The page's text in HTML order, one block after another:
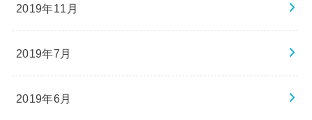
2019年11月
2019年7月
2019年6月